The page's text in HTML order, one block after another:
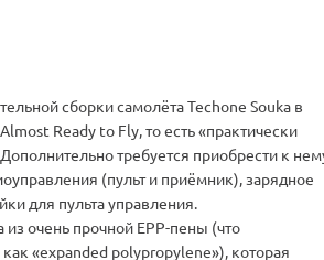
сборки самолёта Techone Souka в
Ready to Fly, то есть «практически
требуется приобрести к
(пульт и приёмник), зарядное
для пульта управления.
из очень прочной EPP-пены (что
«expanded polypropylene»), которая